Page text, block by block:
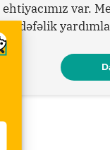
ehtiyacımız var.
birdəfəlik